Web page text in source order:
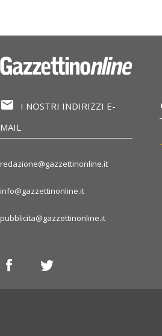
I NOSTRI INDIRIZZI E-
MAIL
redazione@gazzettinonline.it
info@gazzettinonline.it
pubblicita@gazzettinonline.it